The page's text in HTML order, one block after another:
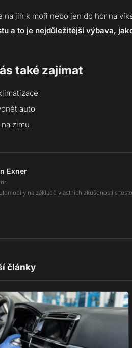
na jih k moři nebo jen do hor na
a to je nejdůležitější výbava,
také zajímat
auto
zimu
Exner
na základě vlastních zkušeností s
články